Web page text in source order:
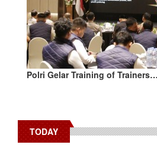
Polri Gelar Training of Trainers…
TODAY